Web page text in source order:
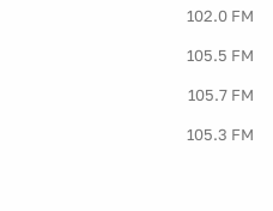
102.0 FM
105.5 FM
105.7 FM
105.3 FM